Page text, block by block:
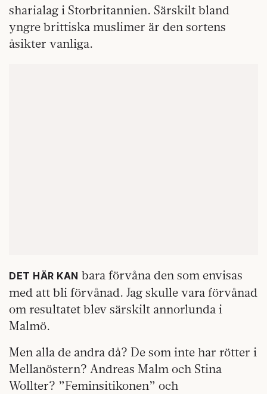
sharialag i Storbritannien. Särskilt bland
yngre brittiska muslimer är den sortens
åsikter vanliga.
DET HÄR KAN bara förvåna den som envisas
med att bli förvånad. Jag skulle vara förvånad
om resultatet blev särskilt annorlunda i
Malmö.
Men alla de andra då? De som inte har rötter i
Mellanöstern? Andreas Malm och Stina
Wollter? ”Feminsitikonen” och